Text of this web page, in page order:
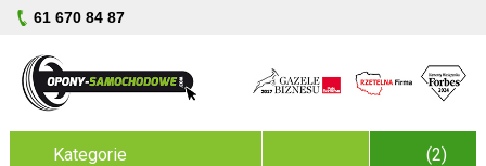
61 670 84 87
Kategorie (2)